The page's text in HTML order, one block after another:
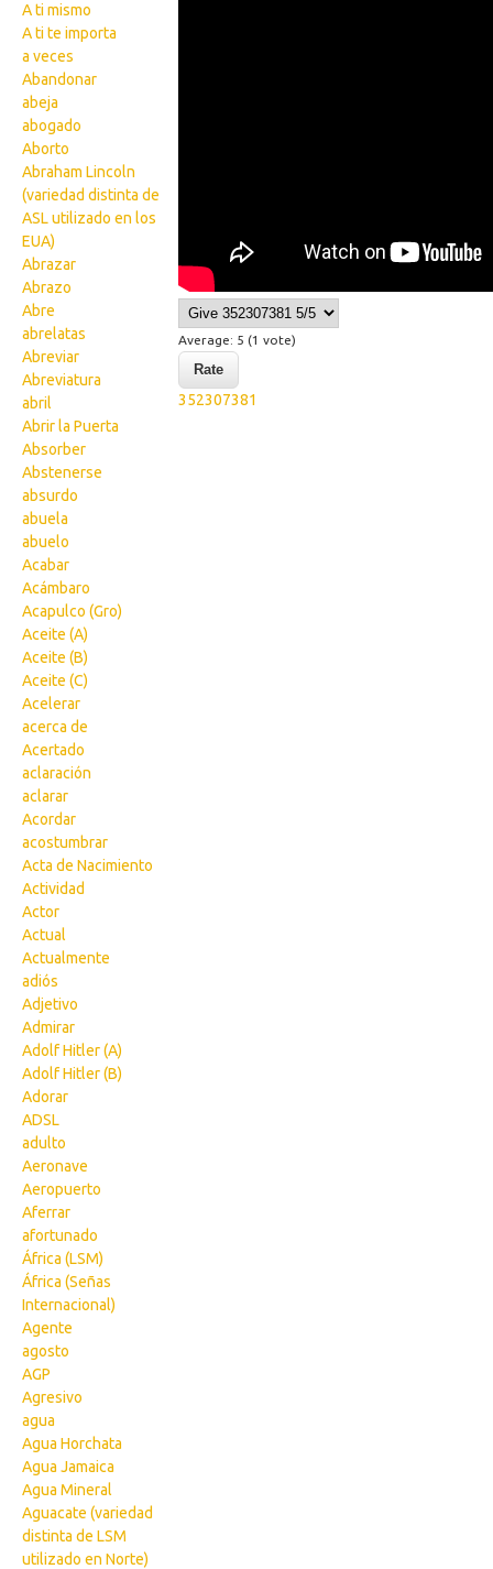
A ti mismo
A ti te importa
a veces
Abandonar
abeja
abogado
Aborto
Abraham Lincoln
(variedad distinta de
ASL utilizado en los
EUA)
Abrazar
Abrazo
Abre
abrelatas
Abreviar
Abreviatura
abril
Abrir la Puerta
Absorber
Abstenerse
absurdo
abuela
abuelo
Acabar
Acámbaro
Acapulco (Gro)
Aceite (A)
Aceite (B)
Aceite (C)
Acelerar
acerca de
Acertado
aclaración
aclarar
Acordar
acostumbrar
Acta de Nacimiento
Actividad
Actor
Actual
Actualmente
adiós
Adjetivo
Admirar
Adolf Hitler (A)
Adolf Hitler (B)
Adorar
ADSL
adulto
Aeronave
Aeropuerto
Aferrar
afortunado
África (LSM)
África (Señas
Internacional)
Agente
agosto
AGP
Agresivo
agua
Agua Horchata
Agua Jamaica
Agua Mineral
Aguacate (variedad
distinta de LSM
utilizado en Norte)
Average: 5 (1 vote)
352307381